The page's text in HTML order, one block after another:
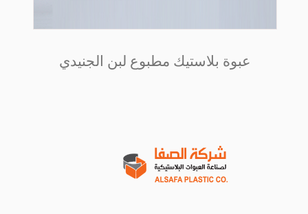
عبوة بلاستيك مطبوع لبن الجنيدي